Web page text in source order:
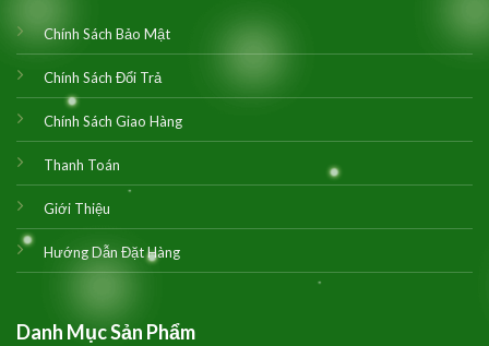
Chính Sách Bảo Mật
Chính Sách Đổi Trả
Chính Sách Giao Hàng
Thanh Toán
Giới Thiệu
Hướng Dẫn Đặt Hàng
Danh Mục Sản Phẩm